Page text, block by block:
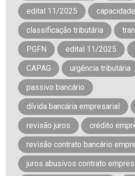
edital 11/2025
classificação tributária
PGFN edital 11/2025
CAPAG urgência tributária
passivo bancário
dívida bancária empresarial
revisão juros crédito
revisão contrato bancário
juros abusivos contrato